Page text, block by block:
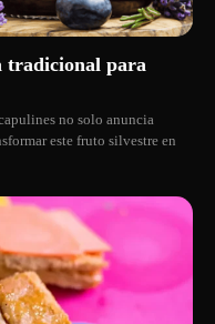
tradicional para
no solo anuncia
este fruto silvestre en